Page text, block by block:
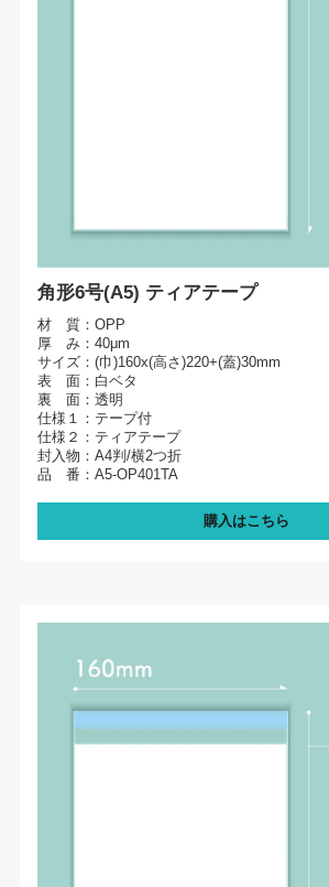
角形6号(A5) ティアテープ
材 質：OPP
厚 み：40μm
サイズ：(巾)160x(高さ)220+(蓋)30mm
表 面：白ベタ
裏 面：透明
仕様１：テープ付
仕様２：ティアテープ
封入物：A4判/横2つ折
品 番：A5-OP401TA
購入はこちら